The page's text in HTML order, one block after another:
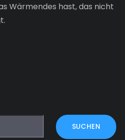
Wärmendes hast, das nicht
SUCHEN